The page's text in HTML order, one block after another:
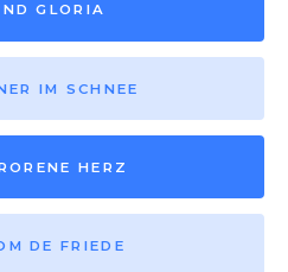
GLORIA
IM SCHNEE
HERZ
DE FRIEDE